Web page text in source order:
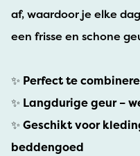
af, waardoor je elke
een frisse en schone
✨ Perfect te
✨ Langdurige geur –
✨ Geschikt voor
beddengoed